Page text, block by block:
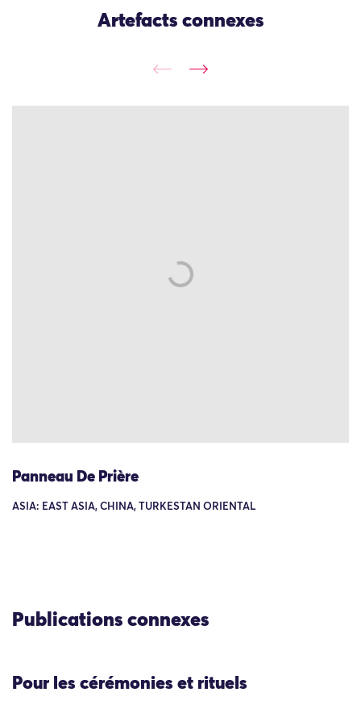
Artefacts connexes
Panneau De Prière
ASIA: EAST ASIA, CHINA, TURKESTAN ORIENTAL
Publications connexes
Pour les cérémonies et rituels